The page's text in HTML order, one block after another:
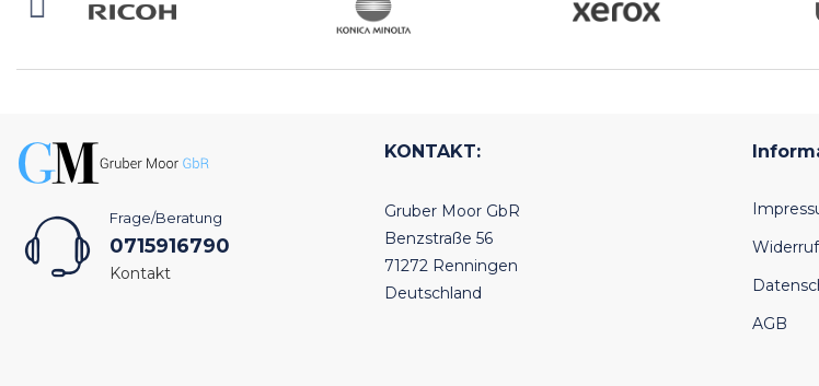
Frage/Beratung
0715916790
Kontakt
KONTAKT:
Gruber Moor GbR
Benzstraße 56
71272 Renningen
Deutschland
AGB